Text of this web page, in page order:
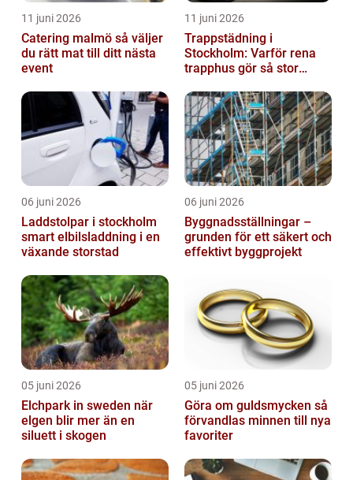
11 juni 2026
Catering malmö så väljer
du rätt mat till ditt nästa
event
11 juni 2026
Trappstädning i
Stockholm: Varför rena
trapphus gör så stor
06 juni 2026
Laddstolpar i stockholm
smart elbilsladdning i en
växande storstad
06 juni 2026
Byggnadsställningar –
grunden för ett säkert och
effektivt byggprojekt
05 juni 2026
Elchpark in sweden när
elgen blir mer än en
siluett i skogen
05 juni 2026
Göra om guldsmycken så
förvandlas minnen till nya
favoriter